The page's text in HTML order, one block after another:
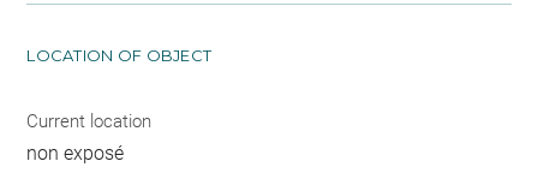
LOCATION OF OBJECT
Current location
non exposé